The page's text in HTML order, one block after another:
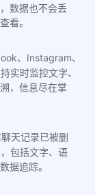
数据也不会丢
看。
、Instagram、
实时监控文字、
，信息尽在掌
天记录已被删
包括文字、语
据追踪。